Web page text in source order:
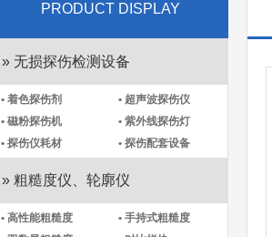
PRODUCT DISPLAY
» 无损探伤检测设备
• 着色探伤剂
• 超声波探伤仪
• 磁粉探伤机
• 紫外线探伤灯
• 探伤仪耗材
• 探伤配套设备
» 粗糙度仪、轮廓仪
• 高性能粗糙度
• 手持式粗糙度